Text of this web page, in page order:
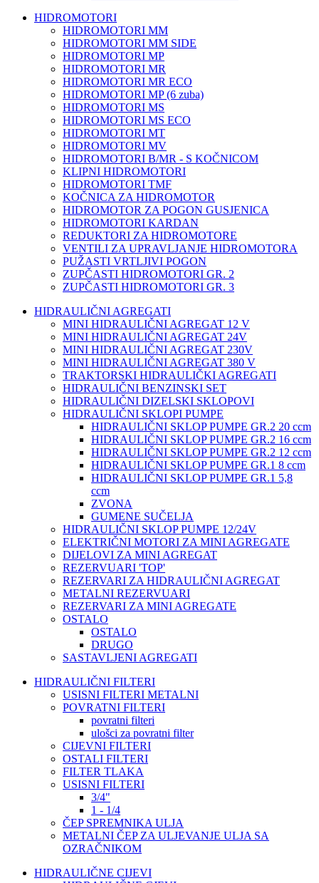
HIDROMOTORI
HIDROMOTORI MM
HIDROMOTORI MM SIDE
HIDROMOTORI MP
HIDROMOTORI MR
HIDROMOTORI MR ECO
HIDROMOTORI MP (6 zuba)
HIDROMOTORI MS
HIDROMOTORI MS ECO
HIDROMOTORI MT
HIDROMOTORI MV
HIDROMOTORI B/MR - S KOČNICOM
KLIPNI HIDROMOTORI
HIDROMOTORI TMF
KOČNICA ZA HIDROMOTOR
HIDROMOTOR ZA POGON GUSJENICA
HIDROMOTORI KARDAN
REDUKTORI ZA HIDROMOTORE
VENTILI ZA UPRAVLJANJE HIDROMOTORA
PUŽASTI VRTLJIVI POGON
ZUPČASTI HIDROMOTORI GR. 2
ZUPČASTI HIDROMOTORI GR. 3
HIDRAULIČNI AGREGATI
MINI HIDRAULIČNI AGREGAT 12 V
MINI HIDRAULIČNI AGREGAT 24V
MINI HIDRAULIČNI AGREGAT 230V
MINI HIDRAULIČNI AGREGAT 380 V
TRAKTORSKI HIDRAULIČKI AGREGATI
HIDRAULIČNI BENZINSKI SET
HIDRAULIČNI DIZELSKI SKLOPOVI
HIDRAULIČNI SKLOPI PUMPE
HIDRAULIČNI SKLOP PUMPE GR.2 20 ccm
HIDRAULIČNI SKLOP PUMPE GR.2 16 ccm
HIDRAULIČNI SKLOP PUMPE GR.2 12 ccm
HIDRAULIČNI SKLOP PUMPE GR.1 8 ccm
HIDRAULIČNI SKLOP PUMPE GR.1 5,8
ccm
ZVONA
GUMENE SUČELJA
HIDRAULIČNI SKLOP PUMPE 12/24V
ELEKTRIČNI MOTORI ZA MINI AGREGATE
DIJELOVI ZA MINI AGREGAT
REZERVUARI 'TOP'
REZERVARI ZA HIDRAULIČNI AGREGAT
METALNI REZERVUARI
REZERVARI ZA MINI AGREGATE
OSTALO
OSTALO
DRUGO
SASTAVLJENI AGREGATI
HIDRAULIČNI FILTERI
USISNI FILTERI METALNI
POVRATNI FILTERI
povratni filteri
ulošci za povratni filter
CIJEVNI FILTERI
OSTALI FILTERI
FILTER TLAKA
USISNI FILTERI
3/4"
1 - 1/4
ČEP SPREMNIKA ULJA
METALNI ČEP ZA ULJEVANJE ULJA SA
OZRAČNIKOM
HIDRAULIČNE CIJEVI